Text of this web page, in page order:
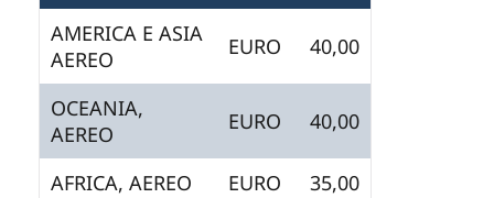
AMERICA E ASIA
AEREO
EURO 40,00
OCEANIA,
AEREO
EURO 40,00
AFRICA, AEREO EURO 35,00